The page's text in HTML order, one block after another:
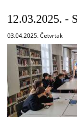
12.03.2025. -
03.04.2025. Četvrtak